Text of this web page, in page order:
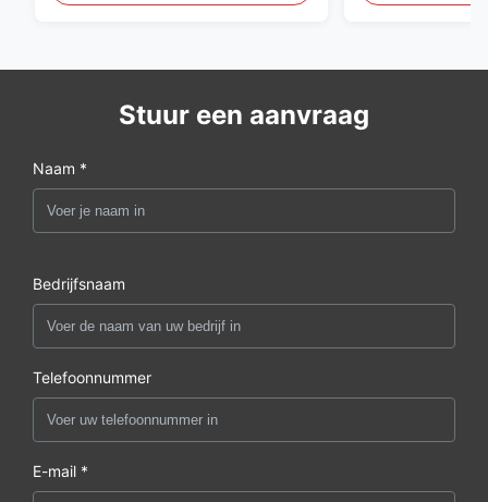
Stuur een aanvraag
Naam *
Bedrijfsnaam
Telefoonnummer
E-mail *